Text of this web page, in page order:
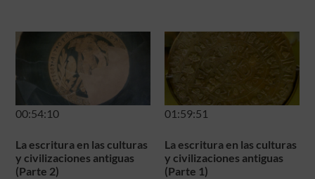
00:54:10
La escritura en las culturas
y civilizaciones antiguas
(Parte 2)
01:59:51
La escritura en las culturas
y civilizaciones antiguas
(Parte 1)